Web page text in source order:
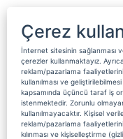
Çerez
İnternet sitesinin sağlanması
çerezler kullanmaktayız.
reklam/pazarlama
kullanılması ve
kapsamında üçüncü taraf iş
istenmektedir. Zorunlu
kullanılmayacaktır. Kişisel
reklam/pazarlama
kılınması ve kişiselleştirme